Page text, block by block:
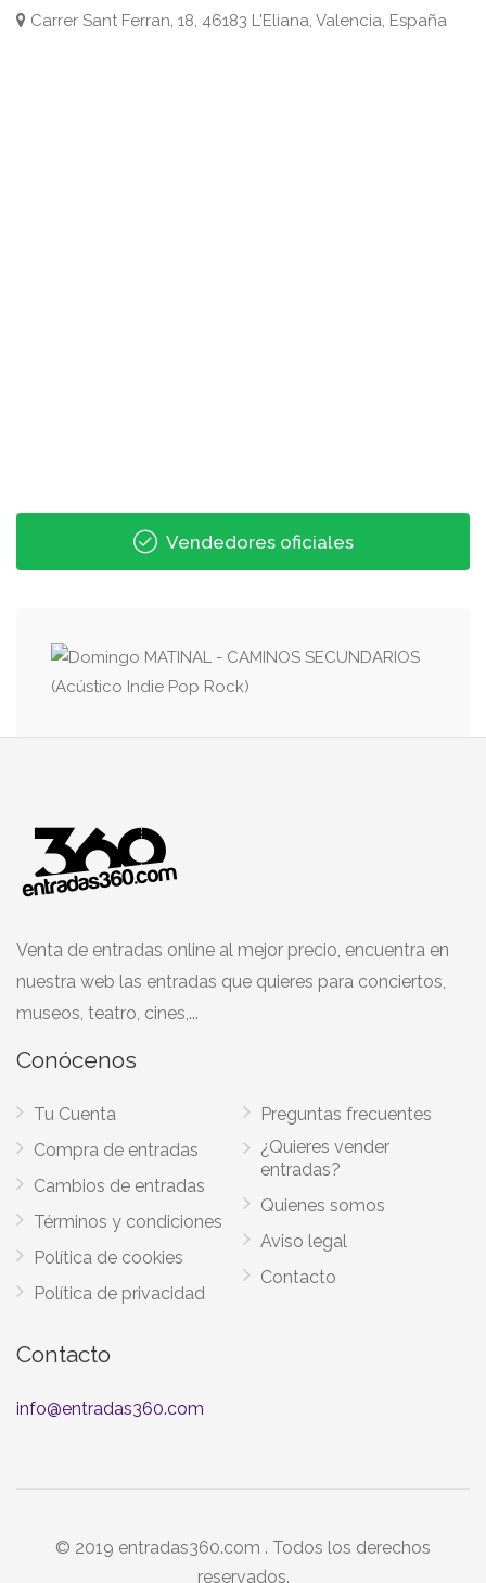
Carrer Sant Ferran, 18, 46183 L'Eliana, Valencia, España
Vendedores oficiales
Venta de entradas online al mejor precio, encuentra en
nuestra web las entradas que quieres para conciertos,
museos, teatro, cines,...
Conócenos
Tu Cuenta
Compra de entradas
Cambios de entradas
Términos y condiciones
Política de cookies
Política de privacidad
Preguntas frecuentes
¿Quieres vender
entradas?
Quienes somos
Aviso legal
Contacto
Contacto
info@entradas360.com
© 2019 entradas360.com . Todos los derechos
reservados.